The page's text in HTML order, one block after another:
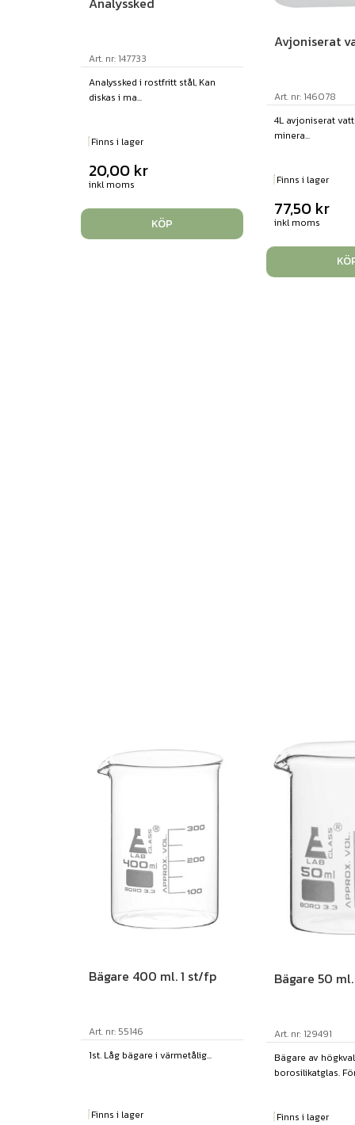
Art. nr: 147733
Analyssked i rostfritt stål, Kan
diskas i ma...
Finns i lager
20,00 kr
inkl moms
KÖP
Avjoniserat
Art. nr: 146078
4L avjoniserat
minera...
Finns i lager
77,50 kr
inkl moms
Bägare 400 ml. 1 st/fp
Art. nr: 55146
1st. Låg bägare i värmetålig...
Finns i lager
Bägare 50
Art. nr: 129491
Bägare av
borosilikatglas.
Finns i lager